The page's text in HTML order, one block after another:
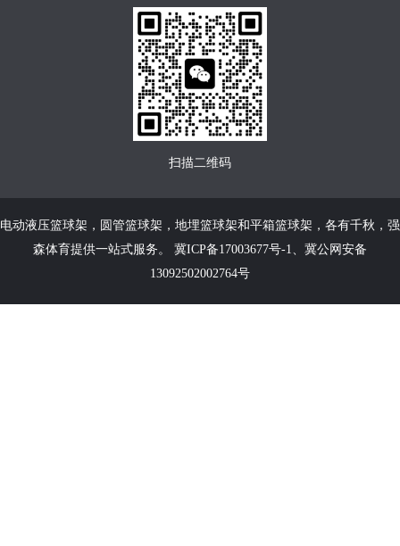
扫描二维码
电动液压篮球架 ， 圆管篮球架 ， 地埋篮球架和平箱篮球架 ，各有千秋，强
森体育提供一站式服务。 冀ICP备17003677号-1、 冀公网安备
13092502002764号